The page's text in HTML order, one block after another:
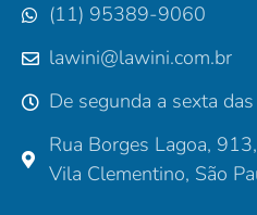
(11) 95389-9060
lawini@lawini.com.br
De segunda a sexta
Rua Borges Lagoa,
Vila Clementino, São